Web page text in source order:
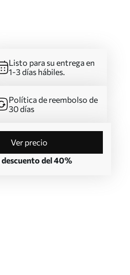
Listo para su entrega en
1-3 días hábiles.
Política de reembolso de
30 días
Ver precio
descuento del 40%